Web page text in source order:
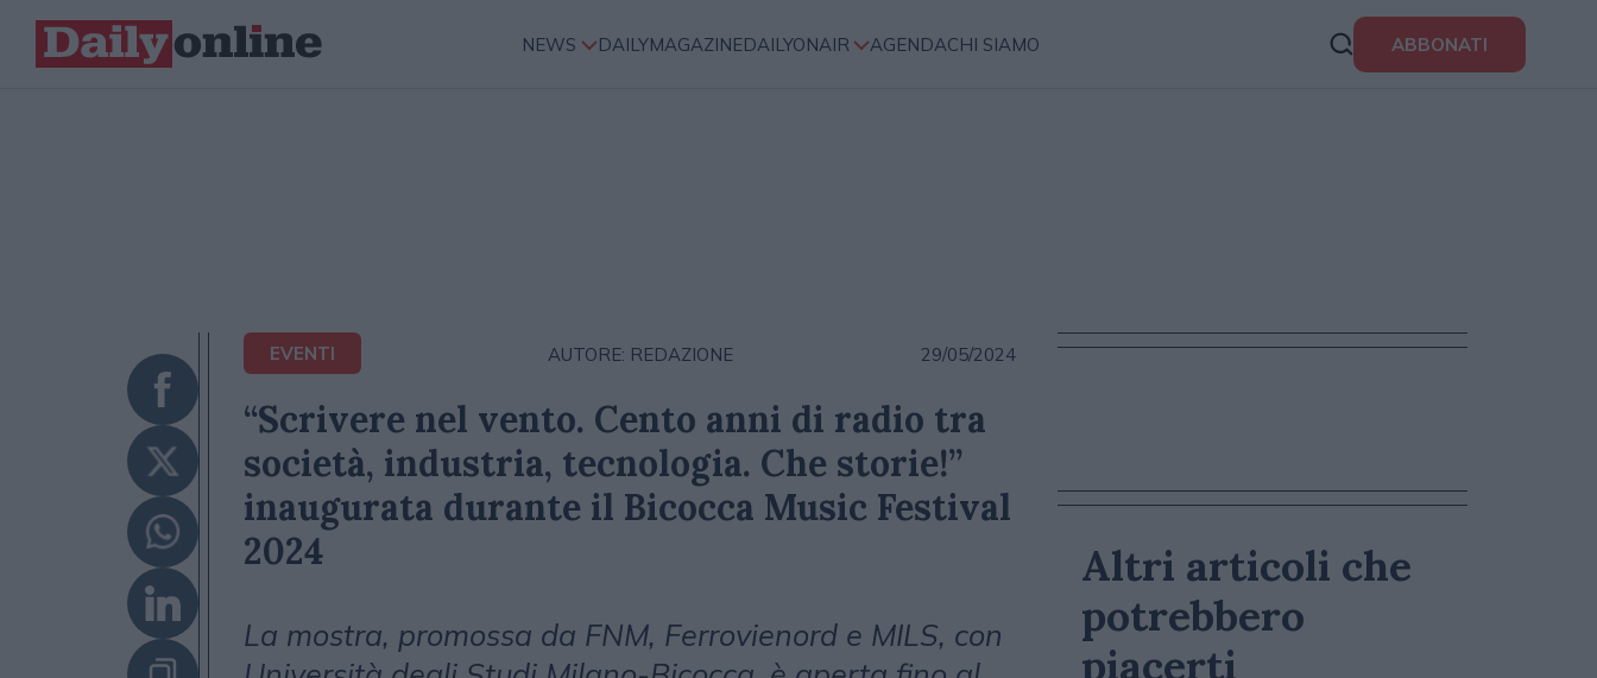
NEWS DAILYMAGAZINEDAILYONAIR AGENDACHI SIAMO ABBONATI
EVENTI AUTORE: REDAZIONE 29/05/2024
“Scrivere nel vento. Cento anni di radio tra
società, industria, tecnologia. Che storie!”
inaugurata durante il Bicocca Music Festival
2024
La mostra, promossa da FNM, Ferrovienord e MILS, con
Altri articoli che
potrebbero
piacerti